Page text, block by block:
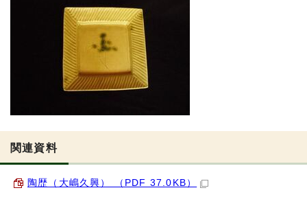
関連資料
陶歴（大嶋久興） （PDF 37.0KB）